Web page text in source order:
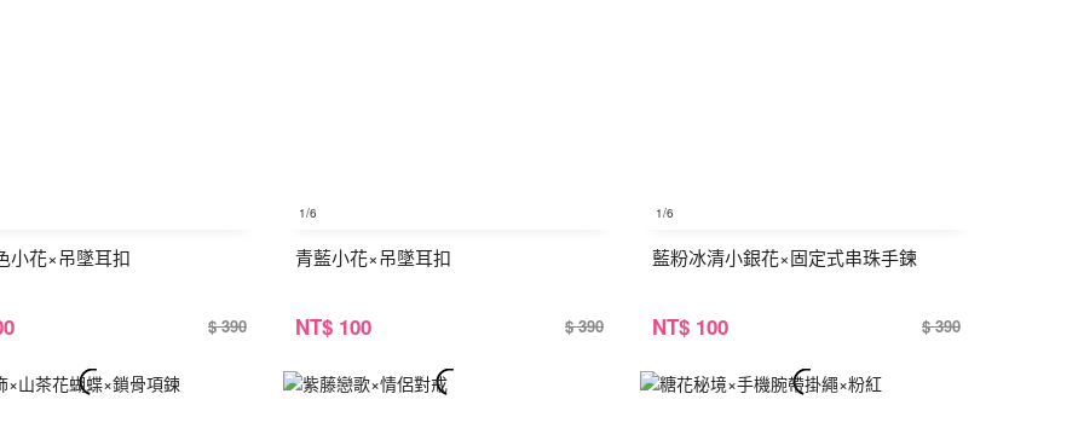
小花×吊墜耳扣
$ 390
1/6
青藍小花×吊墜耳扣
NT$ 100 $ 390
1/6
藍粉冰清小銀花×固定式串珠手鍊
NT$ 100 $ 390